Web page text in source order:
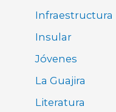
Infraestructura
Insular
Jóvenes
La Guajira
Literatura